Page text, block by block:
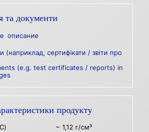
та документи
описание
(наприклад, сертифікати / звіти про
(e.g. test certificates / reports) in
продукту
~ 1,12 г/см³